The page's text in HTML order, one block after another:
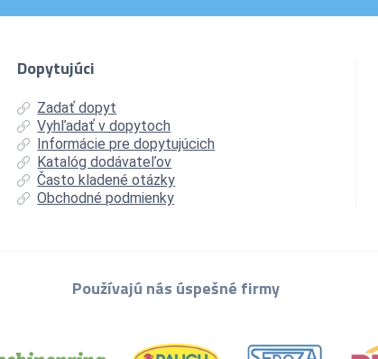
Dopytujúci
Zadať dopyt
Vyhľadať v dopytoch
Informácie pre dopytujúcich
Katalóg dodávateľov
Často kladené otázky
Obchodné podmienky
Používajú nás úspešné firmy